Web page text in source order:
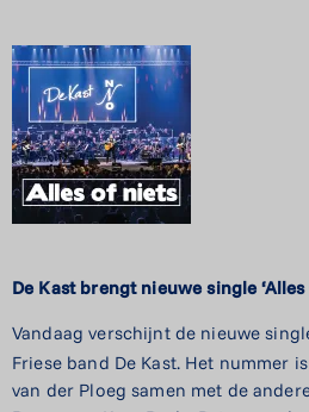
De Kast brengt nieuwe single ‘Alles
Vandaag verschijnt de nieuwe
Friese band De Kast. Het nummer
van der Ploeg samen met de